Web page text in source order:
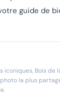
guide de
iconiques, Bois de
la plus